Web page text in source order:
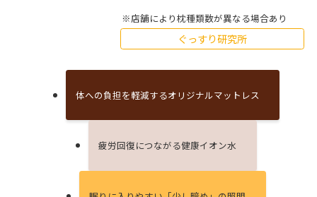
店舗により枕種類数が異なる場合あり
ぐっすり研究所
体への負担を軽減するオリジナルマットレス
疲労回復につながる健康イオン⽔